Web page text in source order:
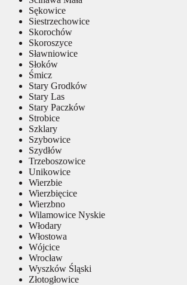
Sękowice
Siestrzechowice
Skorochów
Skoroszyce
Sławniowice
Słoków
Śmicz
Stary Grodków
Stary Las
Stary Paczków
Strobice
Szklary
Szybowice
Szydłów
Trzeboszowice
Unikowice
Wierzbie
Wierzbięcice
Wierzbno
Wilamowice Nyskie
Włodary
Włostowa
Wójcice
Wrocław
Wyszków Śląski
Złotogłowice